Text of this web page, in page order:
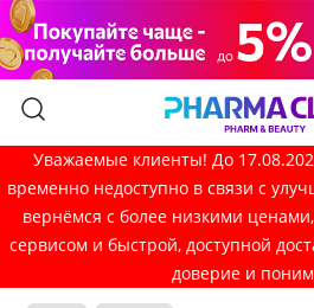
Уважаемые клиенты! До
временно недоступно в связи с
вернёмся с более низкими
сервисом и быстрой, доступной
доверие и